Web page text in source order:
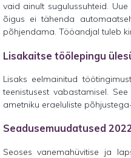
vaid ainult sugulussuhteid.
õigus ei tähenda
põhjendama. Tööandjal tuleb
Lisakaitse töölepingu
Lisaks eelmainitud
teenistusest vabastamisel.
ametniku eraeluliste
Seadusemuudatused
Seoses vanemahüvitise ja